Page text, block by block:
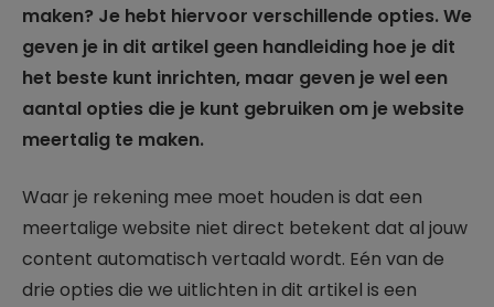
maken? Je hebt hiervoor verschillende opties. We
geven je in dit artikel geen handleiding hoe je dit
het beste kunt inrichten, maar geven je wel een
aantal opties die je kunt gebruiken om je website
meertalig te maken.
Waar je rekening mee moet houden is dat een
meertalige website niet direct betekent dat al jouw
content automatisch vertaald wordt. Eén van de
drie opties die we uitlichten in dit artikel is een